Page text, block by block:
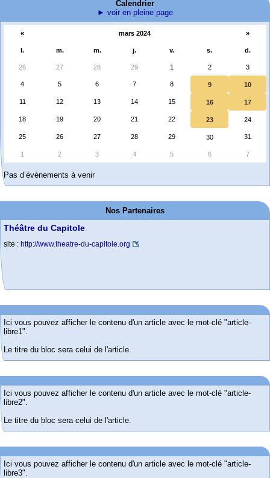
Calendrier
► voir en pleine page
« mars 2024 »
l. m. m. j. v. s. d.
26 27 28 29 1 2 3
4 5 6 7 8 9 10
11 12 13 14 15 16 17
18 19 20 21 22 23 24
25 26 27 28 29 30 31
1 2 3 4 5 6 7
Pas d’évènements à venir
Nos Partenaires
Théâtre du Capitole
site : http://www.theatre-du-capitole.org
Ici vous pouvez afficher le contenu d'un article avec le mot-clé "article-
libre1".
Le titre du bloc sera celui de l'article.
Ici vous pouvez afficher le contenu d'un article avec le mot-clé "article-
libre2".
Le titre du bloc sera celui de l'article.
Ici vous pouvez afficher le contenu d'un article avec le mot-clé "article-
libre3".